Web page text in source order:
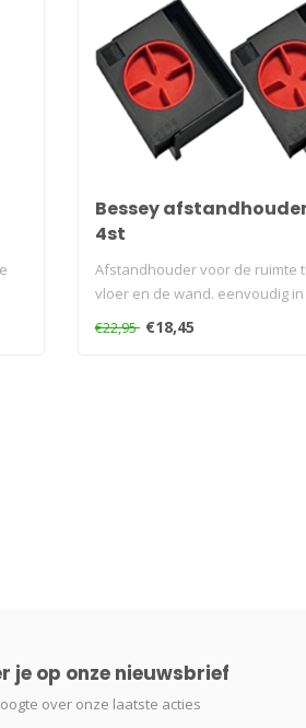
Bessey
4st
Afstandhouder voor de ruimte
vloer en de wand. eenvoudig
€22,95 €18,45
je op onze nieuwsbrief
over onze laatste acties